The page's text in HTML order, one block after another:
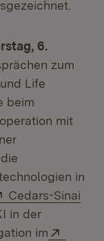
6.
zum
Life
beim
in neuemmit
in neuem
in
Extern:
Cedars-Sinai
in der
im